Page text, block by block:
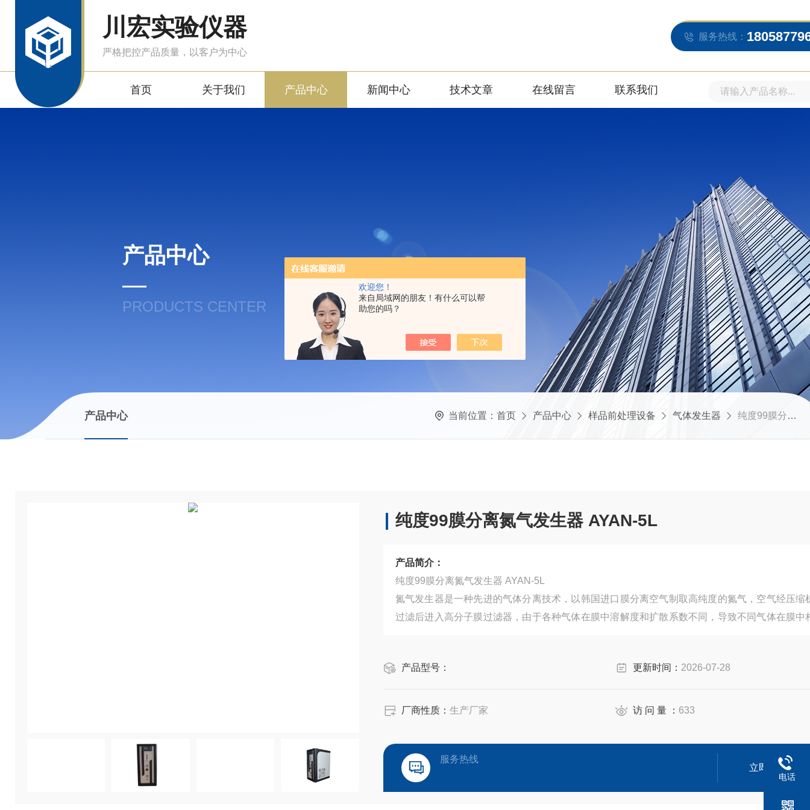
欢迎您！
来自局域网的朋友！有什么可以帮
助您的吗？
川宏实验仪器
严格把控产品质量，以客户为中心
服务热线：
首页 关于我们 产品中心 新闻中心 技术文章 在线留言 联系我们
产品中心
PRODUCTS CENTER
产品中心 当前位置： 首页 产品中心 样品前处理设备 气体发生器 纯度99膜分离氮气发生器 AYAN-5L
纯度99膜分离氮气发生器 AYAN-5L
产品简介：
纯度99膜分离氮气发生器 AYAN-5L
氮气发生器是一种先进的气体分离技术，以韩国进口膜分离空气制取高纯度的氮气，空气经压缩
过滤后进入高分子膜过滤器，由于各种气体在膜中溶解度和扩散系数不同，导致不同气体在膜中
产品型号：
更新时间： 2026-07-28
厂商性质： 生产厂家 访 问 量 ： 633
服务热线
立即咨询
电话